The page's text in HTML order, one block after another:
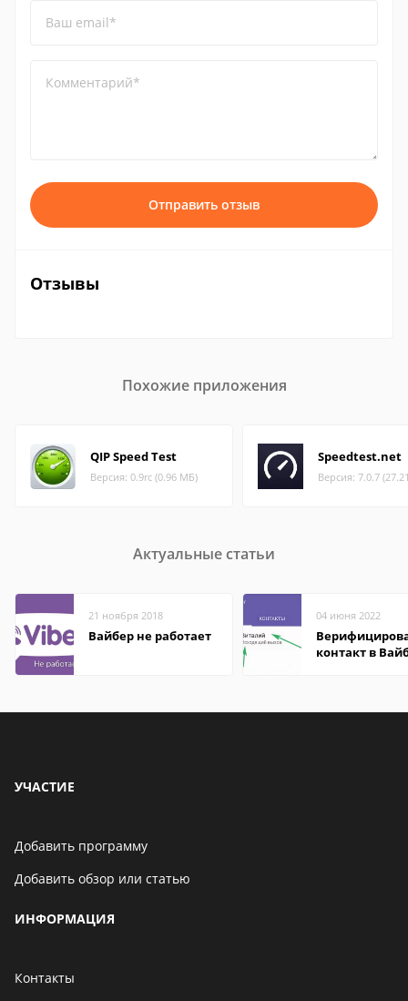
Ваш email*
Комментарий*
Отправить отзыв
Отзывы
Похожие приложения
QIP Speed Test
Версия: 0.9rc (0.96 МБ)
Speedtest.net
Версия: 7.0.7
Актуальные статьи
21 ноября 2018
Вайбер не работает
04 июня 2022
контакт в
УЧАСТИЕ
Добавить программу
Добавить обзор или статью
ИНФОРМАЦИЯ
Контакты